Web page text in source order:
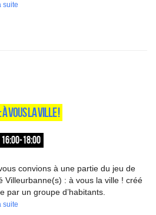
suite
VOUS LA VILLE !
16:00-18:00
convions à une partie du jeu de
Villeurbanne(s) : à vous la ville ! créé
par un groupe d’habitants.
suite